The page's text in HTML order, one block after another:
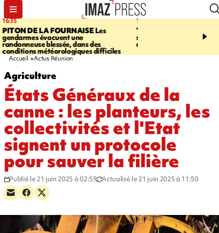
15:45
TOUR DE FRANCELa lauréate
sortante Pauline Ferrand-Prévot
abandonne avant la 8e étape
20:17
routière, concours de
Accueil Actus Réunion
Agriculture
États Généraux de la
canne : les planteurs, les
collectivités et l'Etat
signent un protocole
pour sauver la filière
Publié le 21 juin 2025 à 02:59 Actualisé le 21 juin 2025 à 11:50